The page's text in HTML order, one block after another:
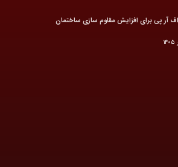
آر پی برای افزایش مقاوم سازی ساختمان